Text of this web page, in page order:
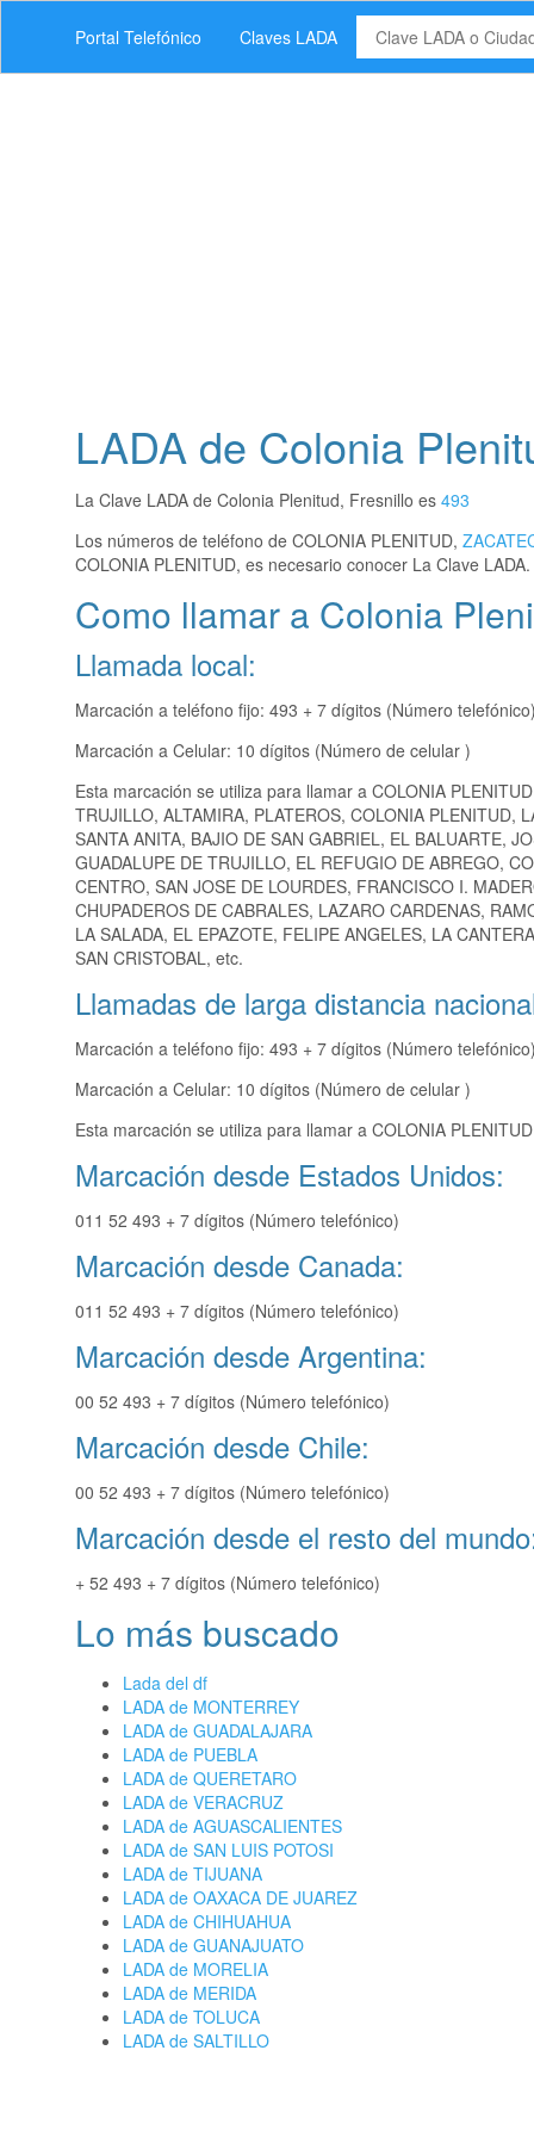
Portal Telefónico Claves LADA
LADA de Colonia
La Clave LADA de Colonia Plenitud, Fresnillo es 493
Los números de teléfono de COLONIA PLENITUD,
COLONIA PLENITUD, es necesario conocer La Clave LADA.
Como llamar a Colonia
Llamada local:
Marcación a teléfono fijo: 493 + 7 dígitos (Número
Marcación a Celular: 10 dígitos (Número de celular )
Esta marcación se utiliza para llamar a COLONIA
TRUJILLO, ALTAMIRA, PLATEROS, COLONIA PLENITUD,
SANTA ANITA, BAJIO DE SAN GABRIEL, EL BALUARTE,
GUADALUPE DE TRUJILLO, EL REFUGIO DE ABREGO,
CENTRO, SAN JOSE DE LOURDES, FRANCISCO I.
CHUPADEROS DE CABRALES, LAZARO CARDENAS,
LA SALADA, EL EPAZOTE, FELIPE ANGELES, LA
SAN CRISTOBAL, etc.
Llamadas de larga distancia
Marcación a teléfono fijo: 493 + 7 dígitos (Número
Marcación a Celular: 10 dígitos (Número de celular )
Esta marcación se utiliza para llamar a COLONIA
Marcación desde Estados Unidos:
011 52 493 + 7 dígitos (Número telefónico)
Marcación desde Canada:
011 52 493 + 7 dígitos (Número telefónico)
Marcación desde Argentina:
00 52 493 + 7 dígitos (Número telefónico)
Marcación desde Chile:
00 52 493 + 7 dígitos (Número telefónico)
Marcación desde el resto del
+ 52 493 + 7 dígitos (Número telefónico)
Lo más buscado
Lada del df
LADA de MONTERREY
LADA de GUADALAJARA
LADA de PUEBLA
LADA de QUERETARO
LADA de VERACRUZ
LADA de AGUASCALIENTES
LADA de SAN LUIS POTOSI
LADA de TIJUANA
LADA de OAXACA DE JUAREZ
LADA de CHIHUAHUA
LADA de GUANAJUATO
LADA de MORELIA
LADA de MERIDA
LADA de TOLUCA
LADA de SALTILLO